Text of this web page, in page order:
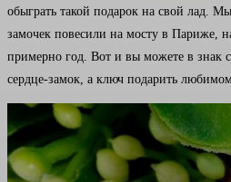
обыграть такой подарок на свой лад.
замочек повесили на мосту в Париже,
примерно год. Вот и вы можете в знак
сердце-замок, а ключ подарить